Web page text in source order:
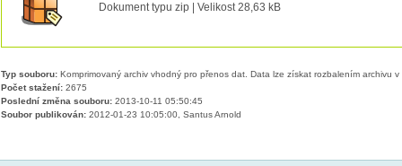
Dokument typu zip | Velikost 28,63 kB
Typ souboru:Komprimovaný archiv vhodný pro přenos dat. Data lze získat rozbalením archivu
Počet stažení:2675
Poslední změna souboru:2013-10-11 05:50:45
Soubor publikován:2012-01-23 10:05:00, Santus Arnold